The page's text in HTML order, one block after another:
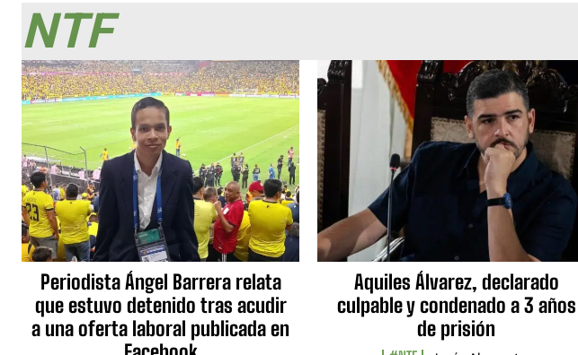
NTF
Periodista Ángel Barrera relata
que estuvo detenido tras acudir
a una oferta laboral publicada en
Aquiles Álvarez, declarado
culpable y condenado a 3 años
de prisión